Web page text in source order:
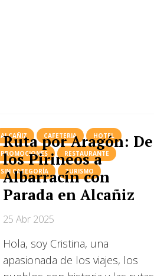
ALCAÑIZ CAFETERIA HOTEL
PROMOCIONES RESTAURANTE
SIN CATEGORÍA TURISMO
Ruta por Aragón: De
los Pirineos a
Albarracín con
Parada en Alcañiz
25 Abr 2025
Hola, soy Cristina, una
apasionada de los viajes, los